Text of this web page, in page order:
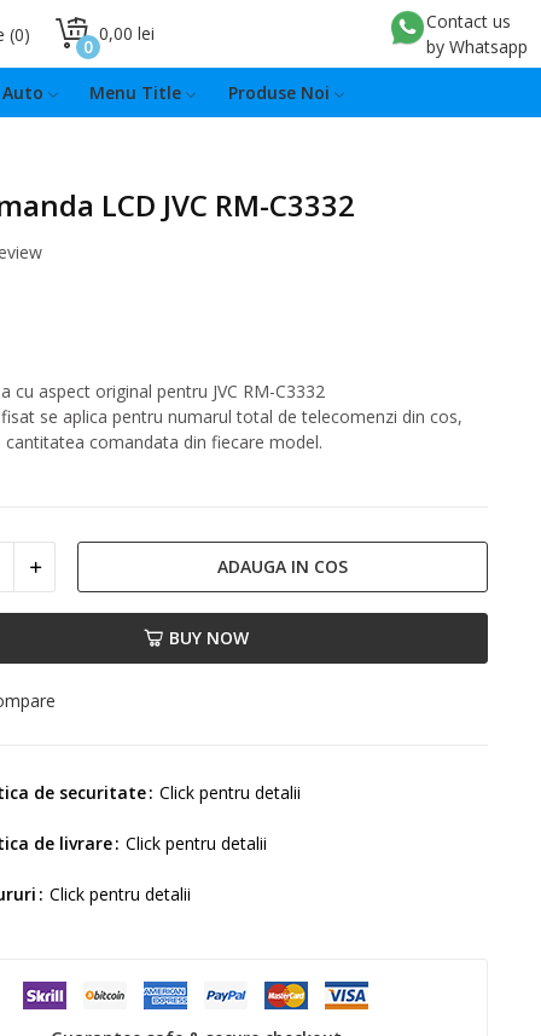
0 0,00 lei
0
Contact us
by Whatsapp
Auto Menu Title Produse Noi
LCD JVC RM-C3332
cu aspect original pentru JVC RM-C3332
se aplica pentru numarul total de telecomenzi din cos,
cantitatea comandata din fiecare model.
ADAUGA IN COS
BUY NOW
de securitate Click pentru detalii
de livrare Click pentru detalii
Click pentru detalii